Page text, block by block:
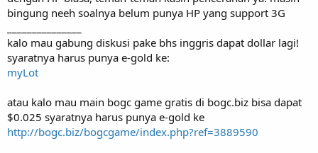
t
e
r
bingung neeh soalnya belum punya HP yang support 3G
kalo mau gabung diskusi pake bhs inggris dapat dollar lagi!
syaratnya harus punya e-gold ke:
myLot
atau kalo mau main bogc game gratis di bogc.biz bisa dapat
$0.025 syaratnya harus punya e-gold ke
http://bogc.biz/bogcgame/index.php?ref=3889590